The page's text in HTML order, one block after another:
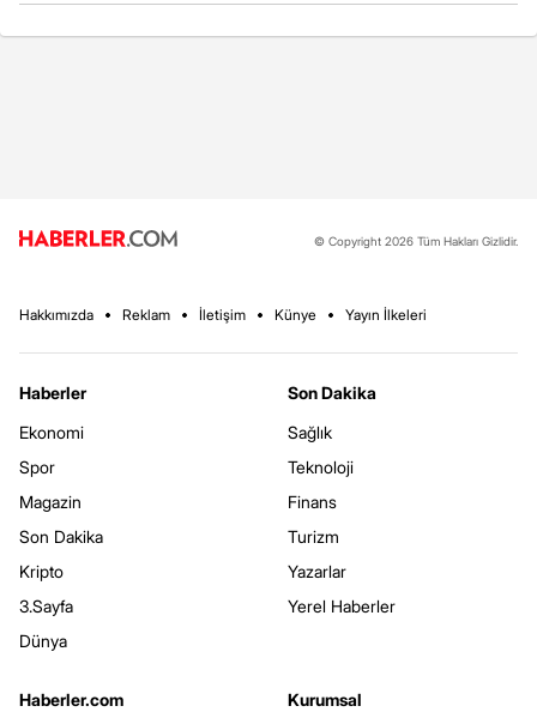
© Copyright 2026 Tüm Hakları Gizlidir.
Hakkımızda Reklam İletişim Künye Yayın İlkeleri
Haberler
Ekonomi
Spor
Magazin
Son Dakika
Kripto
3.Sayfa
Dünya
Son Dakika
Sağlık
Teknoloji
Finans
Turizm
Yazarlar
Yerel Haberler
Haberler.com
Kurumsal